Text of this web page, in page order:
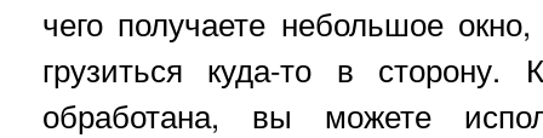
чего получаете небольшое
грузиться куда-то в сторону.
обработана, вы можете